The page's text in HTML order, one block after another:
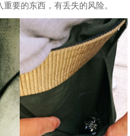
要的东西，有丢失的风险。